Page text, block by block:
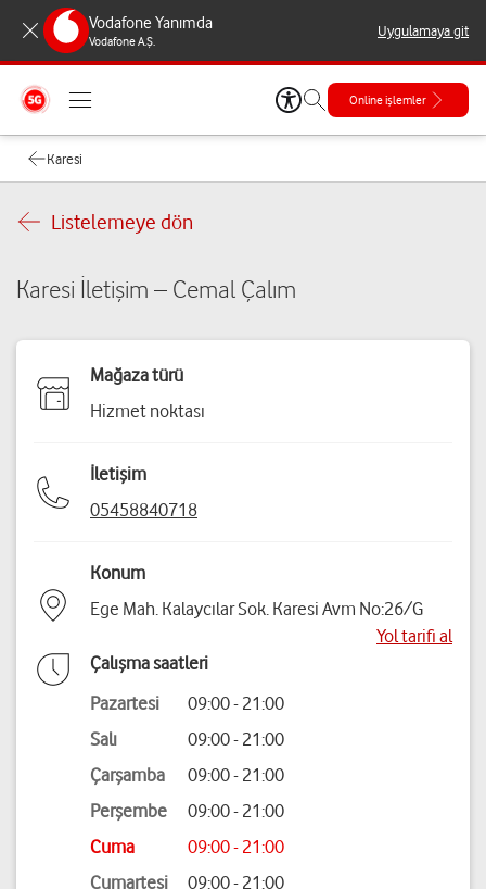
Vodafone Yanımda
Vodafone A.Ş.
Uygulamaya git
Online işlemler
Karesi
Listelemeye dön
Karesi İletişim – Cemal Çalım
Mağaza türü
Hizmet noktası
İletişim
05458840718
Konum
Ege Mah. Kalaycılar Sok. Karesi Avm No:26/G
Yol tarifi al
Çalışma saatleri
Pazartesi
09:00 - 21:00
Salı
09:00 - 21:00
Çarşamba
09:00 - 21:00
Perşembe
09:00 - 21:00
Cuma
09:00 - 21:00
Cumartesi
09:00 - 21:00